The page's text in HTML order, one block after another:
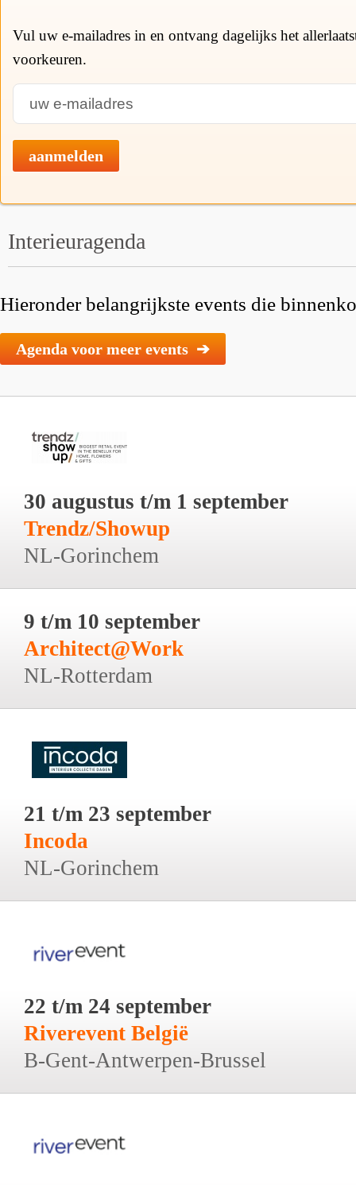
Vul uw e-mailadres in en ontvang dagelijks het
voorkeuren.
aanmelden
Interieuragenda
Hieronder belangrijkste events die
Agenda voor meer events ➔
30 augustus t/m 1 september
Trendz/Showup
NL-Gorinchem
9 t/m 10 september
Architect@Work
NL-Rotterdam
21 t/m 23 september
Incoda
NL-Gorinchem
22 t/m 24 september
Riverevent België
B-Gent-Antwerpen-Brussel